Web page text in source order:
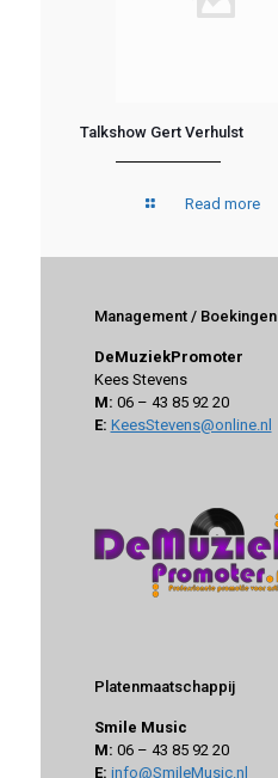
Talkshow Gert Verhulst
Read more
Management / Boekingen
DeMuziekPromoter
Kees Stevens
M: 06 – 43 85 92 20
E: KeesStevens@online.nl
Platenmaatschappij
Smile Music
M: 06 – 43 85 92 20
E: info@SmileMusic.nl